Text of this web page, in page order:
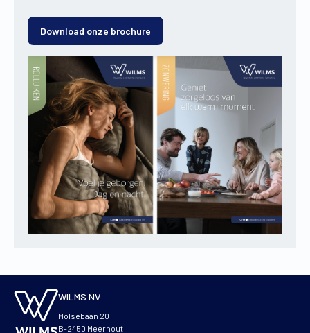
Download onze brochure
WILMS NV
Molsebaan 20
B-2450 Meerhout